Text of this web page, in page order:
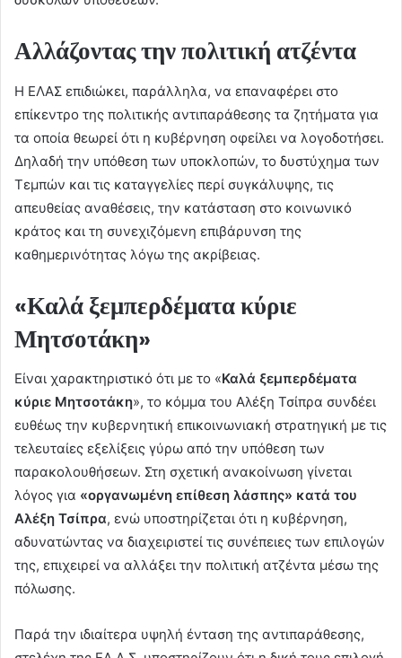
Αλλάζοντας την πολιτική ατζέντα
Η ΕΛΑΣ επιδιώκει, παράλληλα, να επαναφέρει στο
επίκεντρο της πολιτικής αντιπαράθεσης τα ζητήματα για
τα οποία θεωρεί ότι η κυβέρνηση οφείλει να λογοδοτήσει.
Δηλαδή την υπόθεση των υποκλοπών, το δυστύχημα των
Τεμπών και τις καταγγελίες περί συγκάλυψης, τις
απευθείας αναθέσεις, την κατάσταση στο κοινωνικό
κράτος και τη συνεχιζόμενη επιβάρυνση της
καθημερινότητας λόγω της ακρίβειας.
«Καλά ξεμπερδέματα κύριε
Μητσοτάκη»
Είναι χαρακτηριστικό ότι με το «Καλά ξεμπερδέματα
κύριε Μητσοτάκη», το κόμμα του Αλέξη Τσίπρα συνδέει
ευθέως την κυβερνητική επικοινωνιακή στρατηγική με τις
τελευταίες εξελίξεις γύρω από την υπόθεση των
παρακολουθήσεων. Στη σχετική ανακοίνωση γίνεται
λόγος για «οργανωμένη επίθεση λάσπης» κατά του
Αλέξη Τσίπρα, ενώ υποστηρίζεται ότι η κυβέρνηση,
αδυνατώντας να διαχειριστεί τις συνέπειες των επιλογών
της, επιχειρεί να αλλάξει την πολιτική ατζέντα μέσω της
πόλωσης.
Παρά την ιδιαίτερα υψηλή ένταση της αντιπαράθεσης,